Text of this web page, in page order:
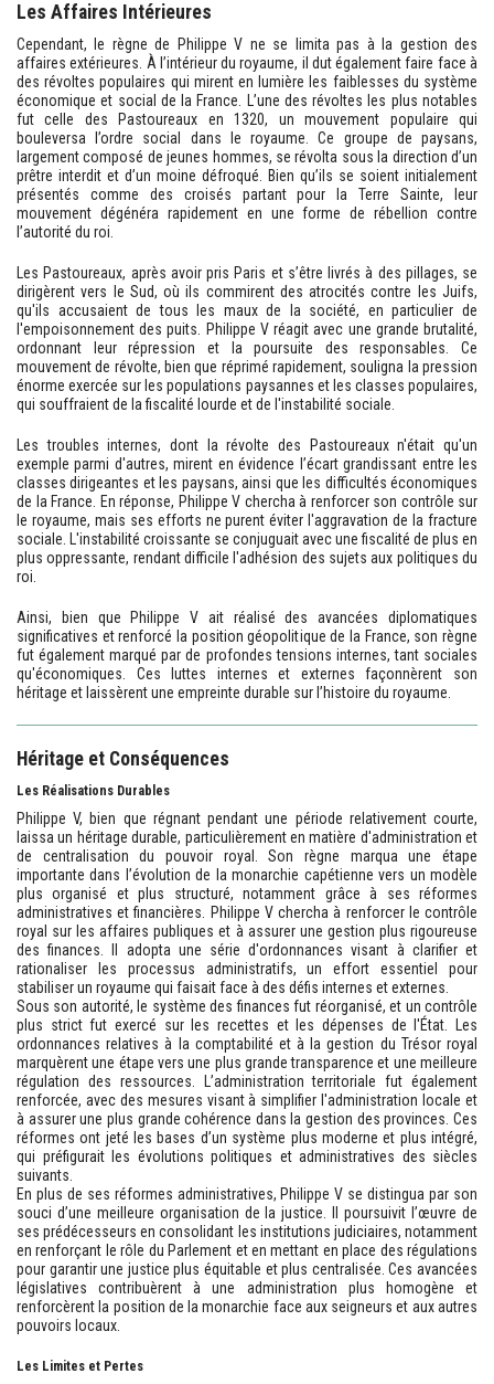
Les Affaires Intérieures
Cependant, le règne de Philippe V ne se limita pas à la gestion des
affaires extérieures. À l’intérieur du royaume, il dut également faire face à
des révoltes populaires qui mirent en lumière les faiblesses du système
économique et social de la France. L’une des révoltes les plus notables
fut celle des Pastoureaux en 1320, un mouvement populaire qui
bouleversa l’ordre social dans le royaume. Ce groupe de paysans,
largement composé de jeunes hommes, se révolta sous la direction d’un
prêtre interdit et d’un moine défroqué. Bien qu’ils se soient initialement
présentés comme des croisés partant pour la Terre Sainte, leur
mouvement dégénéra rapidement en une forme de rébellion contre
l’autorité du roi.
Les Pastoureaux, après avoir pris Paris et s’être livrés à des pillages, se
dirigèrent vers le Sud, où ils commirent des atrocités contre les Juifs,
qu'ils accusaient de tous les maux de la société, en particulier de
l'empoisonnement des puits. Philippe V réagit avec une grande brutalité,
ordonnant leur répression et la poursuite des responsables. Ce
mouvement de révolte, bien que réprimé rapidement, souligna la pression
énorme exercée sur les populations paysannes et les classes populaires,
qui souffraient de la fiscalité lourde et de l'instabilité sociale.
Les troubles internes, dont la révolte des Pastoureaux n'était qu'un
exemple parmi d'autres, mirent en évidence l’écart grandissant entre les
classes dirigeantes et les paysans, ainsi que les difficultés économiques
de la France. En réponse, Philippe V chercha à renforcer son contrôle sur
le royaume, mais ses efforts ne purent éviter l'aggravation de la fracture
sociale. L'instabilité croissante se conjuguait avec une fiscalité de plus en
plus oppressante, rendant difficile l'adhésion des sujets aux politiques du
roi.
Ainsi, bien que Philippe V ait réalisé des avancées diplomatiques
significatives et renforcé la position géopolitique de la France, son règne
fut également marqué par de profondes tensions internes, tant sociales
qu'économiques. Ces luttes internes et externes façonnèrent son
héritage et laissèrent une empreinte durable sur l’histoire du royaume.
Héritage et Conséquences
Les Réalisations Durables
Philippe V, bien que régnant pendant une période relativement courte,
laissa un héritage durable, particulièrement en matière d'administration et
de centralisation du pouvoir royal. Son règne marqua une étape
importante dans l’évolution de la monarchie capétienne vers un modèle
plus organisé et plus structuré, notamment grâce à ses réformes
administratives et financières. Philippe V chercha à renforcer le contrôle
royal sur les affaires publiques et à assurer une gestion plus rigoureuse
des finances. Il adopta une série d'ordonnances visant à clarifier et
rationaliser les processus administratifs, un effort essentiel pour
stabiliser un royaume qui faisait face à des défis internes et externes.
Sous son autorité, le système des finances fut réorganisé, et un contrôle
plus strict fut exercé sur les recettes et les dépenses de l'État. Les
ordonnances relatives à la comptabilité et à la gestion du Trésor royal
marquèrent une étape vers une plus grande transparence et une meilleure
régulation des ressources. L’administration territoriale fut également
renforcée, avec des mesures visant à simplifier l'administration locale et
à assurer une plus grande cohérence dans la gestion des provinces. Ces
réformes ont jeté les bases d’un système plus moderne et plus intégré,
qui préfigurait les évolutions politiques et administratives des siècles
suivants.
En plus de ses réformes administratives, Philippe V se distingua par son
souci d’une meilleure organisation de la justice. Il poursuivit l’œuvre de
ses prédécesseurs en consolidant les institutions judiciaires, notamment
en renforçant le rôle du Parlement et en mettant en place des régulations
pour garantir une justice plus équitable et plus centralisée. Ces avancées
législatives contribuèrent à une administration plus homogène et
renforcèrent la position de la monarchie face aux seigneurs et aux autres
pouvoirs locaux.
Les Limites et Pertes